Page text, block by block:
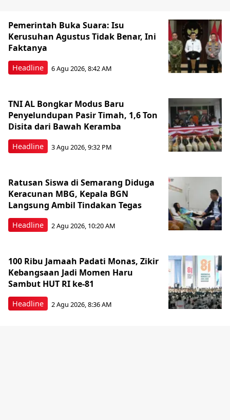
Headline
Pemerintah Buka Suara: Isu
Kerusuhan Agustus Tidak Benar, Ini
Faktanya
6 Agu 2026, 8:42 AM
Headline
TNI AL Bongkar Modus Baru
Penyelundupan Pasir Timah, 1,6 Ton
Disita dari Bawah Keramba
3 Agu 2026, 9:32 PM
Headline
Ratusan Siswa di Semarang Diduga
Keracunan MBG, Kepala BGN
Langsung Ambil Tindakan Tegas
2 Agu 2026, 10:20 AM
Headline
100 Ribu Jamaah Padati Monas, Zikir
Kebangsaan Jadi Momen Haru
Sambut HUT RI ke-81
2 Agu 2026, 8:36 AM